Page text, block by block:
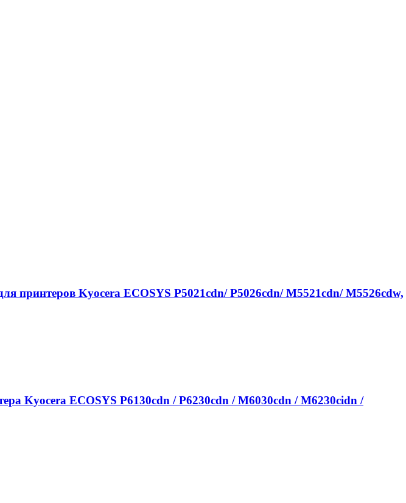
принтеров Kyocera ECOSYS P5021cdn/ P5026cdn/ M5521cdn/ M5526cdw,
Kyocera ECOSYS P6130cdn / P6230cdn / M6030cdn / M6230cidn /